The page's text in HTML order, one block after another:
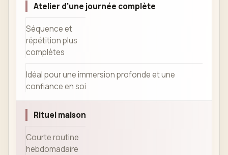
Atelier d'une journée complète
Séquence et
répétition plus
complètes
Idéal pour une immersion profonde et une
confiance en soi
Rituel maison
Courte routine
hebdomadaire